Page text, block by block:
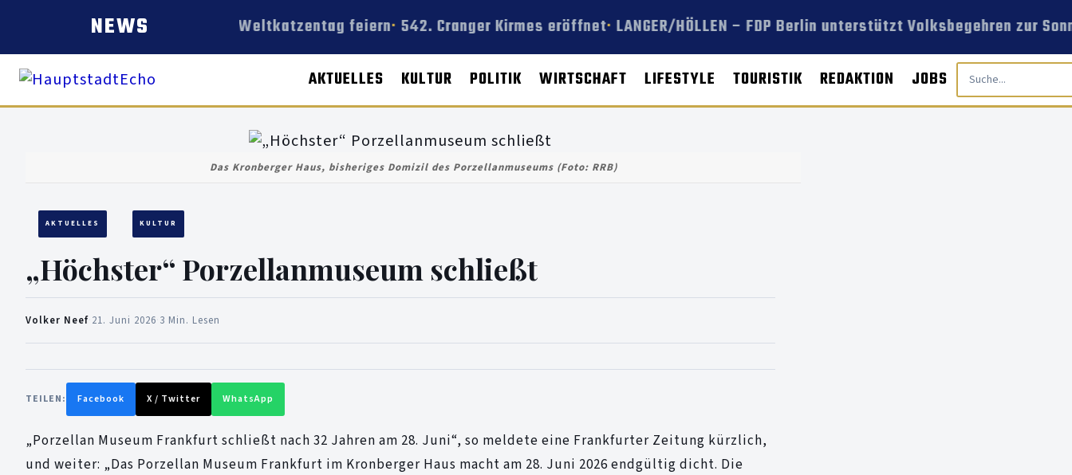
NEWS Den Weltkatzentag feiern 542. Cranger Kirmes eröffnet LANGER/HÖLLEN – FDP Berlin unterstützt Volksbegehren zur
AKTUELLES KULTUR POLITIK WIRTSCHAFT LIFESTYLE TOURISTIK REDAKTION JOBS
Das Kronberger Haus, bisheriges Domizil des Porzellanmuseums (Foto: RRB)
AKTUELLES KULTUR
„Höchster“ Porzellanmuseum schließt
Volker Neef 21. Juni 2026 3 Min. Lesen
TEILEN: Facebook X / Twitter WhatsApp
„Porzellan Museum Frankfurt schließt nach 32 Jahren am 28. Juni“, so meldete eine Frankfurter Zeitung kürzlich,
und weiter: „Das Porzellan Museum Frankfurt im Kronberger Haus macht am 28. Juni 2026 endgültig dicht. Die